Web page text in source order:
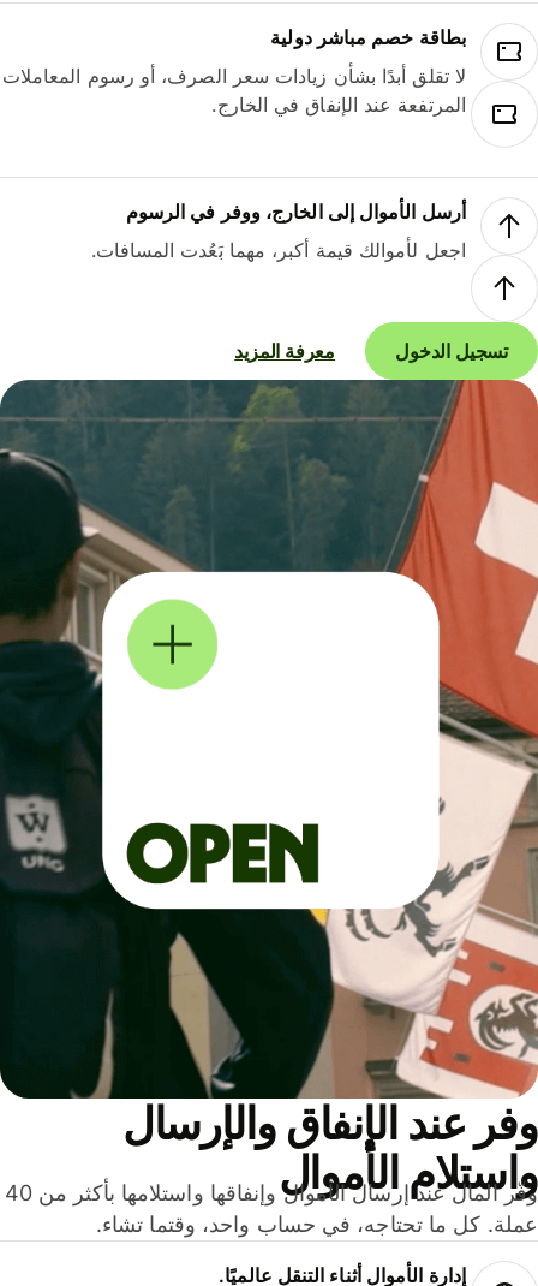
بطاقة خصم مباشر دولية
لا تقلق أبدًا بشأن زيادات سعر الصرف، أو رسوم المعاملات
المرتفعة عند الإنفاق في الخارج.
أرسل الأموال إلى الخارج، ووفر في الرسوم
اجعل لأموالك قيمة أكبر، مهما بَعُدت المسافات.
تسجيل الدخول معرفة المزيد
عند الإنفاق والإرسال
الأموال
وفّر المال عند إرسال الأموال وإنفاقها واستلامها بأكثر من 40
كل ما تحتاجه، في حساب واحد، وقتما تشاء.
إدارة الأموال أثناء التنقل عالميًا.